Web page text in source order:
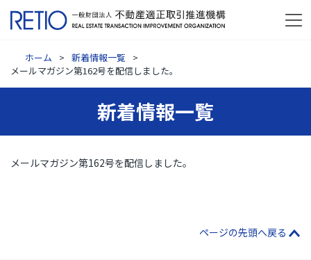
ホーム
新着情報一覧
メールマガジン第162号を配信しました。
新着情報一覧
メールマガジン第162号を配信しました。
ページの先頭へ戻る